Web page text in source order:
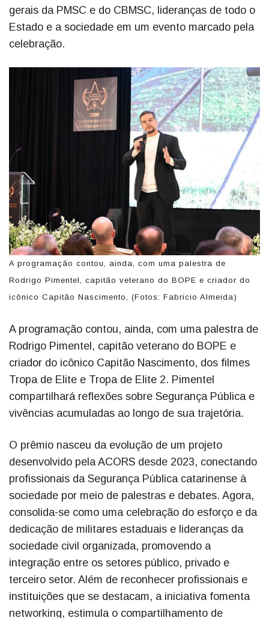
gerais da PMSC e do CBMSC, lideranças de todo o
Estado e a sociedade em um evento marcado pela
celebração.
A programação contou, ainda, com uma palestra de
Rodrigo Pimentel, capitão veterano do BOPE e criador do
icônico Capitão Nascimento, (Fotos: Fabricio Almeida)
A programação contou, ainda, com uma palestra de
Rodrigo Pimentel, capitão veterano do BOPE e
criador do icônico Capitão Nascimento, dos filmes
Tropa de Elite e Tropa de Elite 2. Pimentel
compartilhará reflexões sobre Segurança Pública e
vivências acumuladas ao longo de sua trajetória.
O prêmio nasceu da evolução de um projeto
desenvolvido pela ACORS desde 2023, conectando
profissionais da Segurança Pública catarinense à
sociedade por meio de palestras e debates. Agora,
consolida-se como uma celebração do esforço e da
dedicação de militares estaduais e lideranças da
sociedade civil organizada, promovendo a
integração entre os setores público, privado e
terceiro setor. Além de reconhecer profissionais e
instituições que se destacam, a iniciativa fomenta
networking, estimula o compartilhamento de